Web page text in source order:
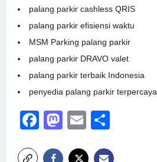
palang parkir cashless QRIS
palang parkir efisiensi waktu
MSM Parking palang parkir
palang parkir DRAVO valet
palang parkir terbaik Indonesia
penyedia palang parkir terpercaya
Facebook
Mastodon
Email